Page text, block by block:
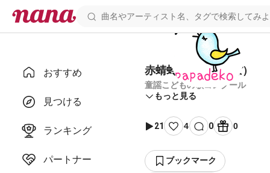
おすすめ
見つける
ランキング
パートナー
赤蜻蛉 （赤とんぼ）
童謡こどもの歌コンクール
もっと見る
21 4 0 0
ブックマーク